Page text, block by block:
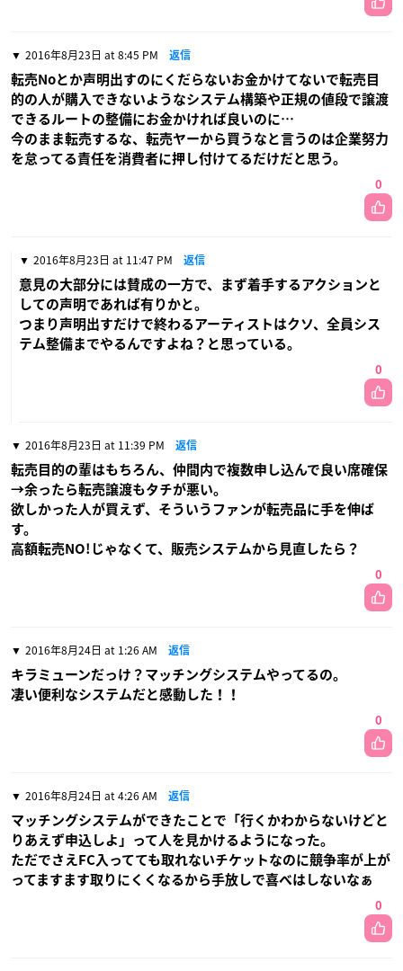
2016年8月23日 at 8:45 PM 返信
転売Noとか声明出すのにくだらないお金かけてないで転売目
的の人が購入できないようなシステム構築や正規の値段で譲渡
できるルートの整備にお金かければ良いのに…
今のまま転売するな、転売ヤーから買うなと言うのは企業努力
を怠ってる責任を消費者に押し付けてるだけだと思う。
0
2016年8月23日 at 11:47 PM 返信
意見の大部分には賛成の一方で、まず着手するアクションと
しての声明であれば有りかと。
つまり声明出すだけで終わるアーティストはクソ、全員シス
テム整備までやるんですよね？と思っている。
0
2016年8月23日 at 11:39 PM 返信
転売目的の輩はもちろん、仲間内で複数申し込んで良い席確保
→余ったら転売譲渡もタチが悪い。
欲しかった人が買えず、そういうファンが転売品に手を伸ば
す。
高額転売NO!じゃなくて、販売システムから見直したら？
0
2016年8月24日 at 1:26 AM 返信
キラミューンだっけ？マッチングシステムやってるの。
凄い便利なシステムだと感動した！！
0
2016年8月24日 at 4:26 AM 返信
マッチングシステムができたことで「行くかわからないけどと
りあえず申込しよ」って人を見かけるようになった。
ただでさえFC入ってても取れないチケットなのに競争率が上が
ってますます取りにくくなるから手放しで喜べはしないなぁ
0